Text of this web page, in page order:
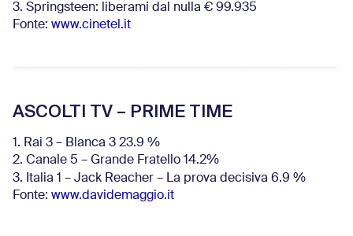
3. Springsteen: liberami dal nulla € 99.935
Fonte: www.cinetel.it
ASCOLTI TV – PRIME TIME
1. Rai 3 – Blanca 3 23.9 %
2. Canale 5 – Grande Fratello 14.2%
3. Italia 1 – Jack Reacher – La prova decisiva 6.9 %
Fonte: www.davidemaggio.it